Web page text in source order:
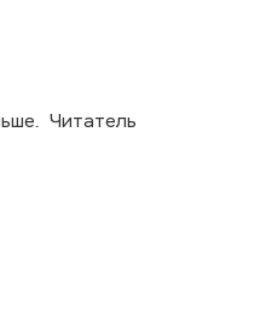
Читатель